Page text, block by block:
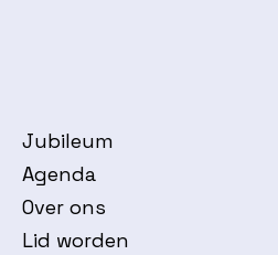
Jubileum
Agenda
Over ons
Lid worden